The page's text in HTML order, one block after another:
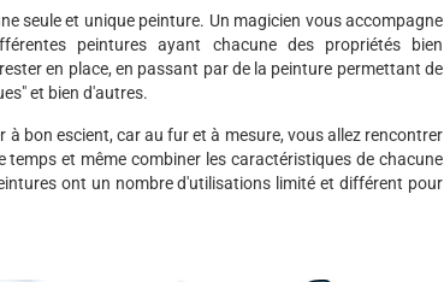
seule et unique peinture. Un magicien vous accompagne
peintures ayant chacune des propriétés bien
en place, en passant par de la peinture permettant de
et bien d'autres.
bon escient, car au fur et à mesure, vous allez rencontrer
et même combiner les caractéristiques de chacune
ont un nombre d'utilisations limité et différent pour